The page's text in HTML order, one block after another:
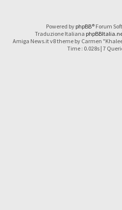
Powered by phpBB® Forum
Traduzione Italiana
Amiga News.it v8 theme by Carmen
Time : 0.028s | 7